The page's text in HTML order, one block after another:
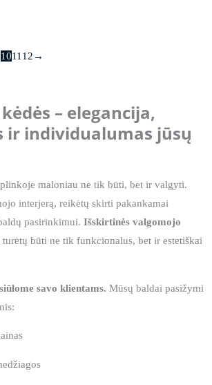
1011 12 →
– elegancija,
ir individualumas jūsų
maloniau ne tik būti, bet ir valgyti.
interjerą, reikėtų skirti pakankamai
pasirinkimui. Išskirtinės valgomojo
turėtų būti ne tik funkcionalus, bet ir estetiškai
savo klientams. Mūsų baldai pasižymi